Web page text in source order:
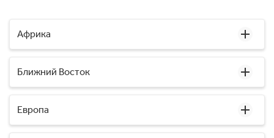
Африка
Ближний Восток
Европа